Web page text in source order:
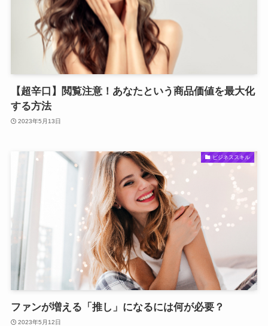
【超辛口】閲覧注意！あなたという商品価値を最大化
する方法
2023年5月13日
ビジネススキル
ファンが増える「推し」になるには何が必要？
2023年5月12日